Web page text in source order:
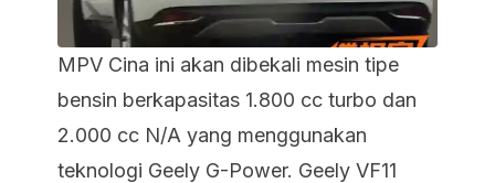
MPV Cina ini akan dibekali mesin tipe
bensin berkapasitas 1.800 cc turbo dan
2.000 cc N/A yang menggunakan
teknologi Geely G-Power. Geely VF11